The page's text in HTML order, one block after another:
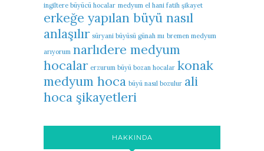
ingiltere büyücü hocalar medyum el hani fatih şikayet
erkeğe yapılan büyü nasıl
anlaşılır süryani büyüsü günah mı bremen medyum
arıyorum narlıdere medyum
hocalar erzurum büyü bozan hocalar konak
medyum hoca büyü nasıl bozulur ali
hoca şikayetleri
HAKKINDA